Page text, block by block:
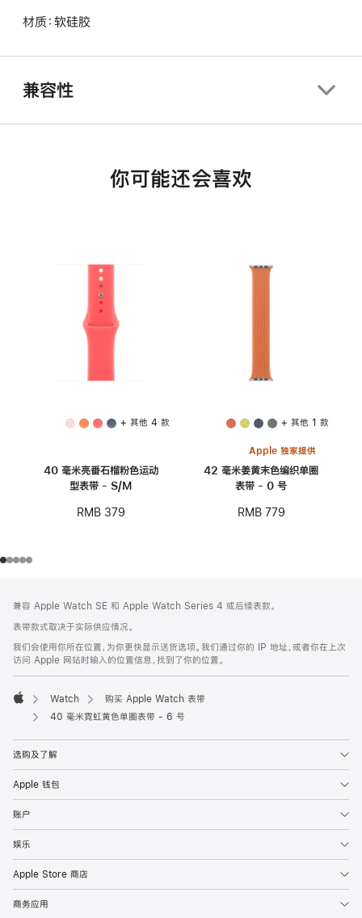
材质：软硅胶
兼容性
你可能还会喜欢
+ 其他 4 款
40 毫米亮番石榴粉色运动
型表带 - S/M
RMB 379
+ 其他 1 款
Apple 独家提供
42 毫米姜黄末色编织单圈
表带 - 0 号
RMB 779
页
页
脚
注
兼容 Apple Watch SE 和 Apple Watch Series 4 或后续表款。
表带款式取决于实际供应情况。
我们会使用你所在位置，为你更快显示送货选项。我们通过你的 IP 地址，或者你在上次
访问 Apple 网站时输入的位置信息，找到了你的位置。
Apple
Watch
购买 Apple Watch 表带
40 毫米霓虹黄色单圈表带 - 6 号
选购及了解
Apple 钱包
账户
娱乐
Apple Store 商店
商务应用